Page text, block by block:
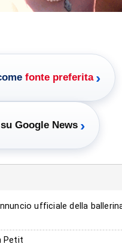
fonte preferita ›
Google News ›
ufficiale della
Petit